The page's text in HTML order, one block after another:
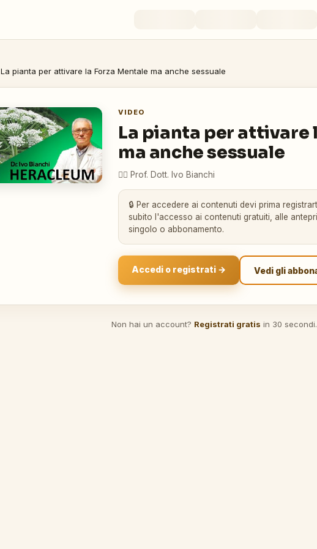
La pianta per attivare la Forza Mentale ma anche sessuale
VIDEO
La pianta per attivare
ma anche sessuale
👨‍⚕️ Prof. Dott. Ivo Bianchi
🔒 Per accedere ai contenuti devi prima
subito l'accesso ai contenuti gratuiti, alle
singolo o abbonamento.
Accedi o registrati → Vedi gli
Non hai un account? Registrati gratis in 30 secondi.